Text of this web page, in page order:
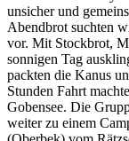
unsicher und
Abendbrot suchten
vor. Mit Stockbrot,
sonnigen Tag
packten die Kanus
Stunden Fahrt
Gobensee. Die
weiter zu einem